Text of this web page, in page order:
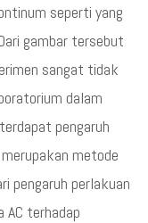
seperti yang
gambar tersebut
sangat tidak
dalam
pengaruh
metode
pengaruh perlakuan
terhadap